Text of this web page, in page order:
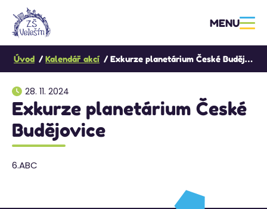
MENU
Úvod Kalendář akcí Exkurze planetárium České Budějovice
28. 11. 2024
Exkurze planetárium České
Budějovice
6.ABC